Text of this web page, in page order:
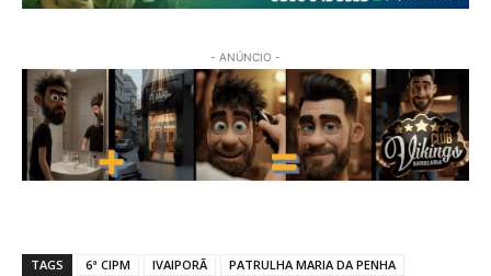
- ANÚNCIO -
TAGS 6ª CIPM IVAIPORÃ PATRULHA MARIA DA PENHA